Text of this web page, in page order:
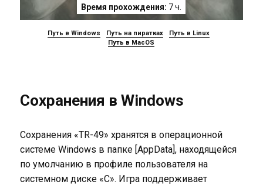
Время прохождения: 7 ч.
Путь в Windows Путь на пиратках
Путь в Linux
Путь в MacOS
Сохранения в Windows
Сохранения «TR-49» хранятся в операционной
системе Windows в папке [AppData], находящейся
по умолчанию в профиле пользователя на
системном диске «C». Игра поддерживает